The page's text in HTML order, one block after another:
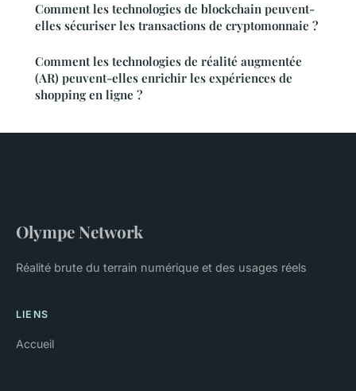
Comment les technologies de blockchain peuvent-
elles sécuriser les transactions de cryptomonnaie ?
Comment les technologies de réalité augmentée
(AR) peuvent-elles enrichir les expériences de
shopping en ligne ?
Olympe Network
Réalité brute du terrain numérique et des usages réels
LIENS
Accueil